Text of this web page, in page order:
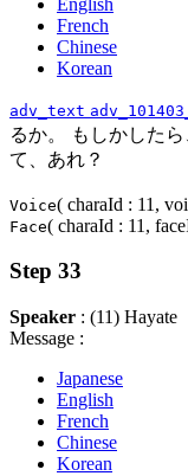
French
Chinese
Korean
adv_text
るか。 もしかした
て、あれ？
Voice( charaId : 11,
Face( charaId : 11,
Step 33
Speaker : (11) Hayate
Message :
Japanese
English
French
Chinese
Korean